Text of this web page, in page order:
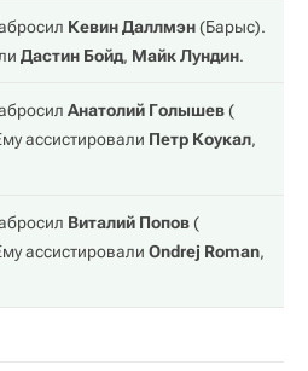
Кевин Даллмэн(Барыс).
Дастин Бойд, Майк Лундин.
Анатолий Голышев(
ассистировали Петр Коукал,
Виталий Попов(
ассистировали Ondrej Roman,